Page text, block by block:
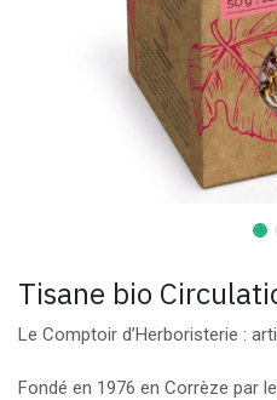
Tisane bio
Le Comptoir d’Herboristerie :
Fondé en 1976 en Corrèze par